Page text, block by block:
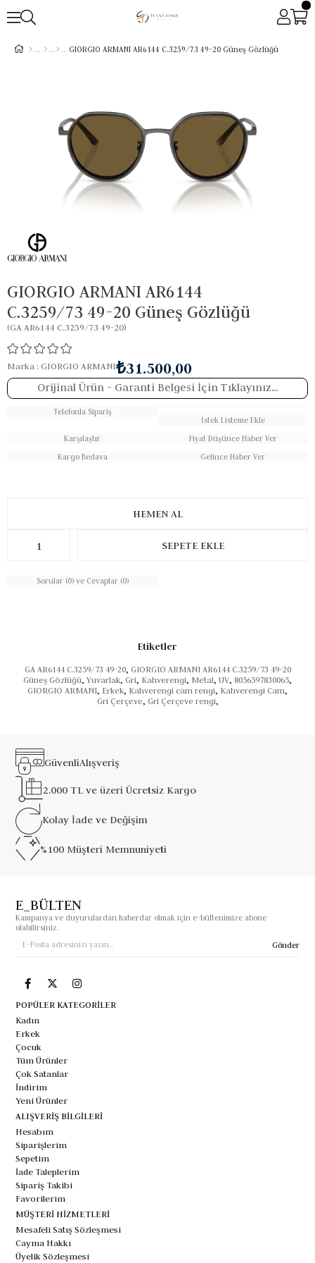
GIORGIO ARMANI AR6144 C.3259/73 49-20 Güneş Gözlüğü
GIORGIO ARMANI AR6144
C.3259/73 49-20 Güneş Gözlüğü
(GA AR6144 C.3259/73 49-20)
Marka : GIORGIO ARMANI₺31.500,00
Orijinal Ürün - Garanti Belgesi İçin Tıklayınız...
Telefonla Sipariş
İstek Listeme Ekle
Karşılaştır
Fiyat Düşünce Haber Ver
Kargo Bedava
Gelince Haber Ver
Sorular (0) ve Cevaplar (0)
Etiketler
GA AR6144 C.3259/73 49-20, GIORGIO ARMANI AR6144 C.3259/73 49-20
Güneş Gözlüğü, Yuvarlak, Gri, Kahverengi, Metal, UV, 8056597830065,
GIORGIO ARMANI, Erkek, Kahverengi cam rengi, Kahverengi Cam,
Gri Çerçeve, Gri Çerçeve rengi,
GüvenliAlışveriş
2.000 TL ve üzeriÜcretsiz Kargo
Kolay İade ve Değişim
%100 Müşteri Memnuniyeti
E_BÜLTEN
Kampanya ve duyurulardan haberdar olmak için e-bültenimize abone
olabilirsiniz.
Gönder
POPÜLER KATEGORİLER
Kadın
Erkek
Çocuk
Tüm Ürünler
Çok Satanlar
İndirim
Yeni Ürünler
ALIŞVERİŞ BİLGİLERİ
Hesabım
Siparişlerim
Sepetim
İade Taleplerim
Sipariş Takibi
Favorilerim
MÜŞTERİ HİZMETLERİ
Mesafeli Satış Sözleşmesi
Cayma Hakkı
Üyelik Sözleşmesi